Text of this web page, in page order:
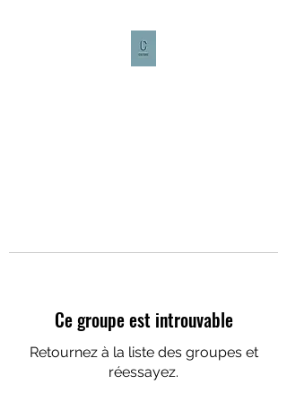
Ce groupe est introuvable
Retournez à la liste des groupes et
réessayez.